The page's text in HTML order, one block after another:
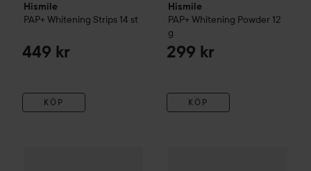
Hismile
PAP+ Whitening Strips 14 st
449 kr
KÖP
Hismile
PAP+ Whitening Powder 12
g
299 kr
KÖP